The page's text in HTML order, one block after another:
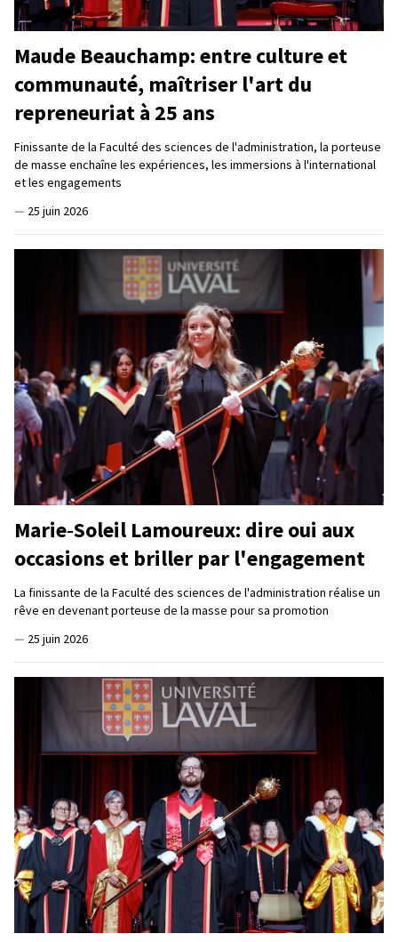
Maude Beauchamp: entre culture et
communauté, maîtriser l'art du
repreneuriat à 25 ans
Finissante de la Faculté des sciences de l'administration, la porteuse
de masse enchaîne les expériences, les immersions à l'international
et les engagements
— 25 juin 2026
Marie‑Soleil Lamoureux: dire oui aux
occasions et briller par l'engagement
La finissante de la Faculté des sciences de l'administration réalise un
rêve en devenant porteuse de la masse pour sa promotion
— 25 juin 2026